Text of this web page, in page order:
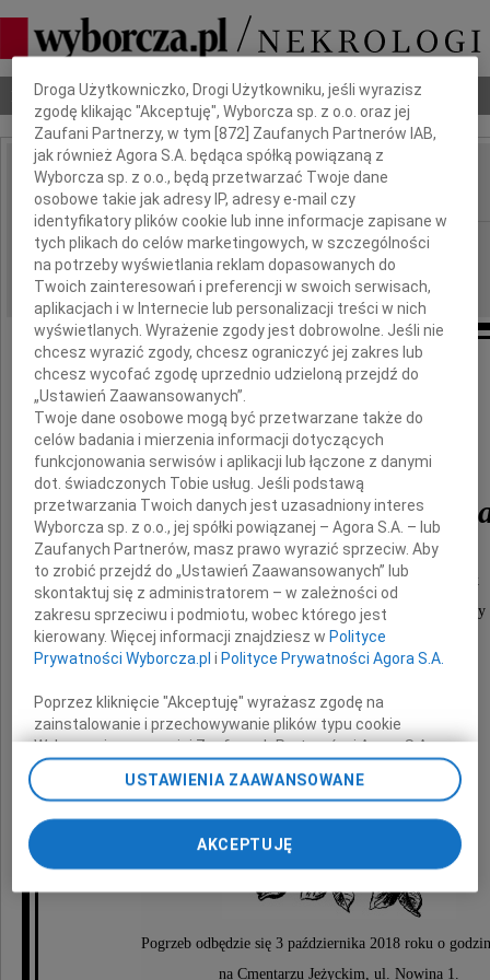
Nekrologi Odeszli Poradnik pogrzebowy
IMIĘ I NAZWISKO: Hanna Wojciechowska
REGION: Poznań
DATA EMISJI: 02.10.2018
25 września 2018 roku w wieku 86 lat
odeszła
Hanna
dziennikarka, społeczniczka, dobry Człowiek
uosobienie łagodności, życzliwości dla ludzi i pogody
ukochana Mama
Nigdy nic nie zapełni braku po Tobie.
Pogrzeb odbędzie się 3 października 2018 roku o
na Cmentarzu Jeżyckim, ul. Nowina 1.
Dbamy o Twoją prywatność
Droga Użytkowniczko, Drogi Użytkowniku, jeśli wyrazisz
zgodę klikając "Akceptuję", Wyborcza sp. z o.o. oraz jej
Zaufani Partnerzy, w tym [872 ] Zaufanych Partnerów IAB,
jak również Agora S.A. będąca spółką powiązaną z
Wyborcza sp. z o.o., będą przetwarzać Twoje dane
osobowe takie jak adresy IP, adresy e-mail czy
identyfikatory plików cookie lub inne informacje zapisane w
tych plikach do celów marketingowych, w szczególności
na potrzeby wyświetlania reklam dopasowanych do
Twoich zainteresowań i preferencji w swoich serwisach,
aplikacjach i w Internecie lub personalizacji treści w nich
wyświetlanych. Wyrażenie zgody jest dobrowolne. Jeśli nie
chcesz wyrazić zgody, chcesz ograniczyć jej zakres lub
chcesz wycofać zgodę uprzednio udzieloną przejdź do
„Ustawień Zaawansowanych”.
Twoje dane osobowe mogą być przetwarzane także do
celów badania i mierzenia informacji dotyczących
funkcjonowania serwisów i aplikacji lub łączone z danymi
dot. świadczonych Tobie usług. Jeśli podstawą
przetwarzania Twoich danych jest uzasadniony interes
Wyborcza sp. z o.o., jej spółki powiązanej – Agora S.A. – lub
Zaufanych Partnerów, masz prawo wyrazić sprzeciw. Aby
to zrobić przejdź do „Ustawień Zaawansowanych” lub
skontaktuj się z administratorem – w zależności od
zakresu sprzeciwu i podmiotu, wobec którego jest
kierowany. Więcej informacji znajdziesz w Polityce
Prywatności Wyborcza.pl i Polityce Prywatności Agora S.A.
Poprzez kliknięcie "Akceptuję" wyrażasz zgodę na
zainstalowanie i przechowywanie plików typu cookie
Wyborczej sp. z o. o. jej Zaufanych Partnerów i Agora S.A.
na Twoim urządzeniu końcowym. Możesz też w każdej
chwili zmienić swoje preferencje dot. plików cookie,
preferencjami dot. przetwarzania danych poprzez
odnośnik „Ustawienia prywatności” w stopce serwisu i
Zmiana ustawień plików cookie możliwa jest także za
My, nasi Zaufani Partnerzy i Agora S.A. możemy
USTAWIENIA ZAAWANSOWANE
AKCEPTUJĘ